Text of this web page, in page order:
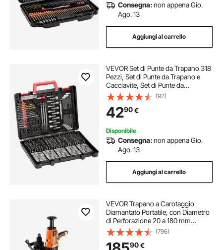
set punte calcestruzzo set punte da muro
weldon set punte
set punte cemento sds set di frese
set fresea tazza calcestruzzo
Consegna:non appena Gio.
Ago. 13
Aggiungi al carrello
VEVOR Set di Punte da Trapano 318
Pezzi, Set di Punte da Trapano e
Cacciavite, Set di Punte da
Cacciavite Adatte per Foratura di
Metallo, Kit Combinato Assortiti in
Custodia per Trasporto Organizzata
(92)
4290€
Disponibile
Consegna:non appena Gio.
Ago. 13
Aggiungi al carrello
VEVOR Trapano a Carotaggio
Diamantato Portatile, con Diametro
di Perforazione 20 a 180 mm
Macchina Carotatrice per
Calcestruzzo Robusto 2600 W con
Supporto, Punta per Carotaggio,
(796)
90€